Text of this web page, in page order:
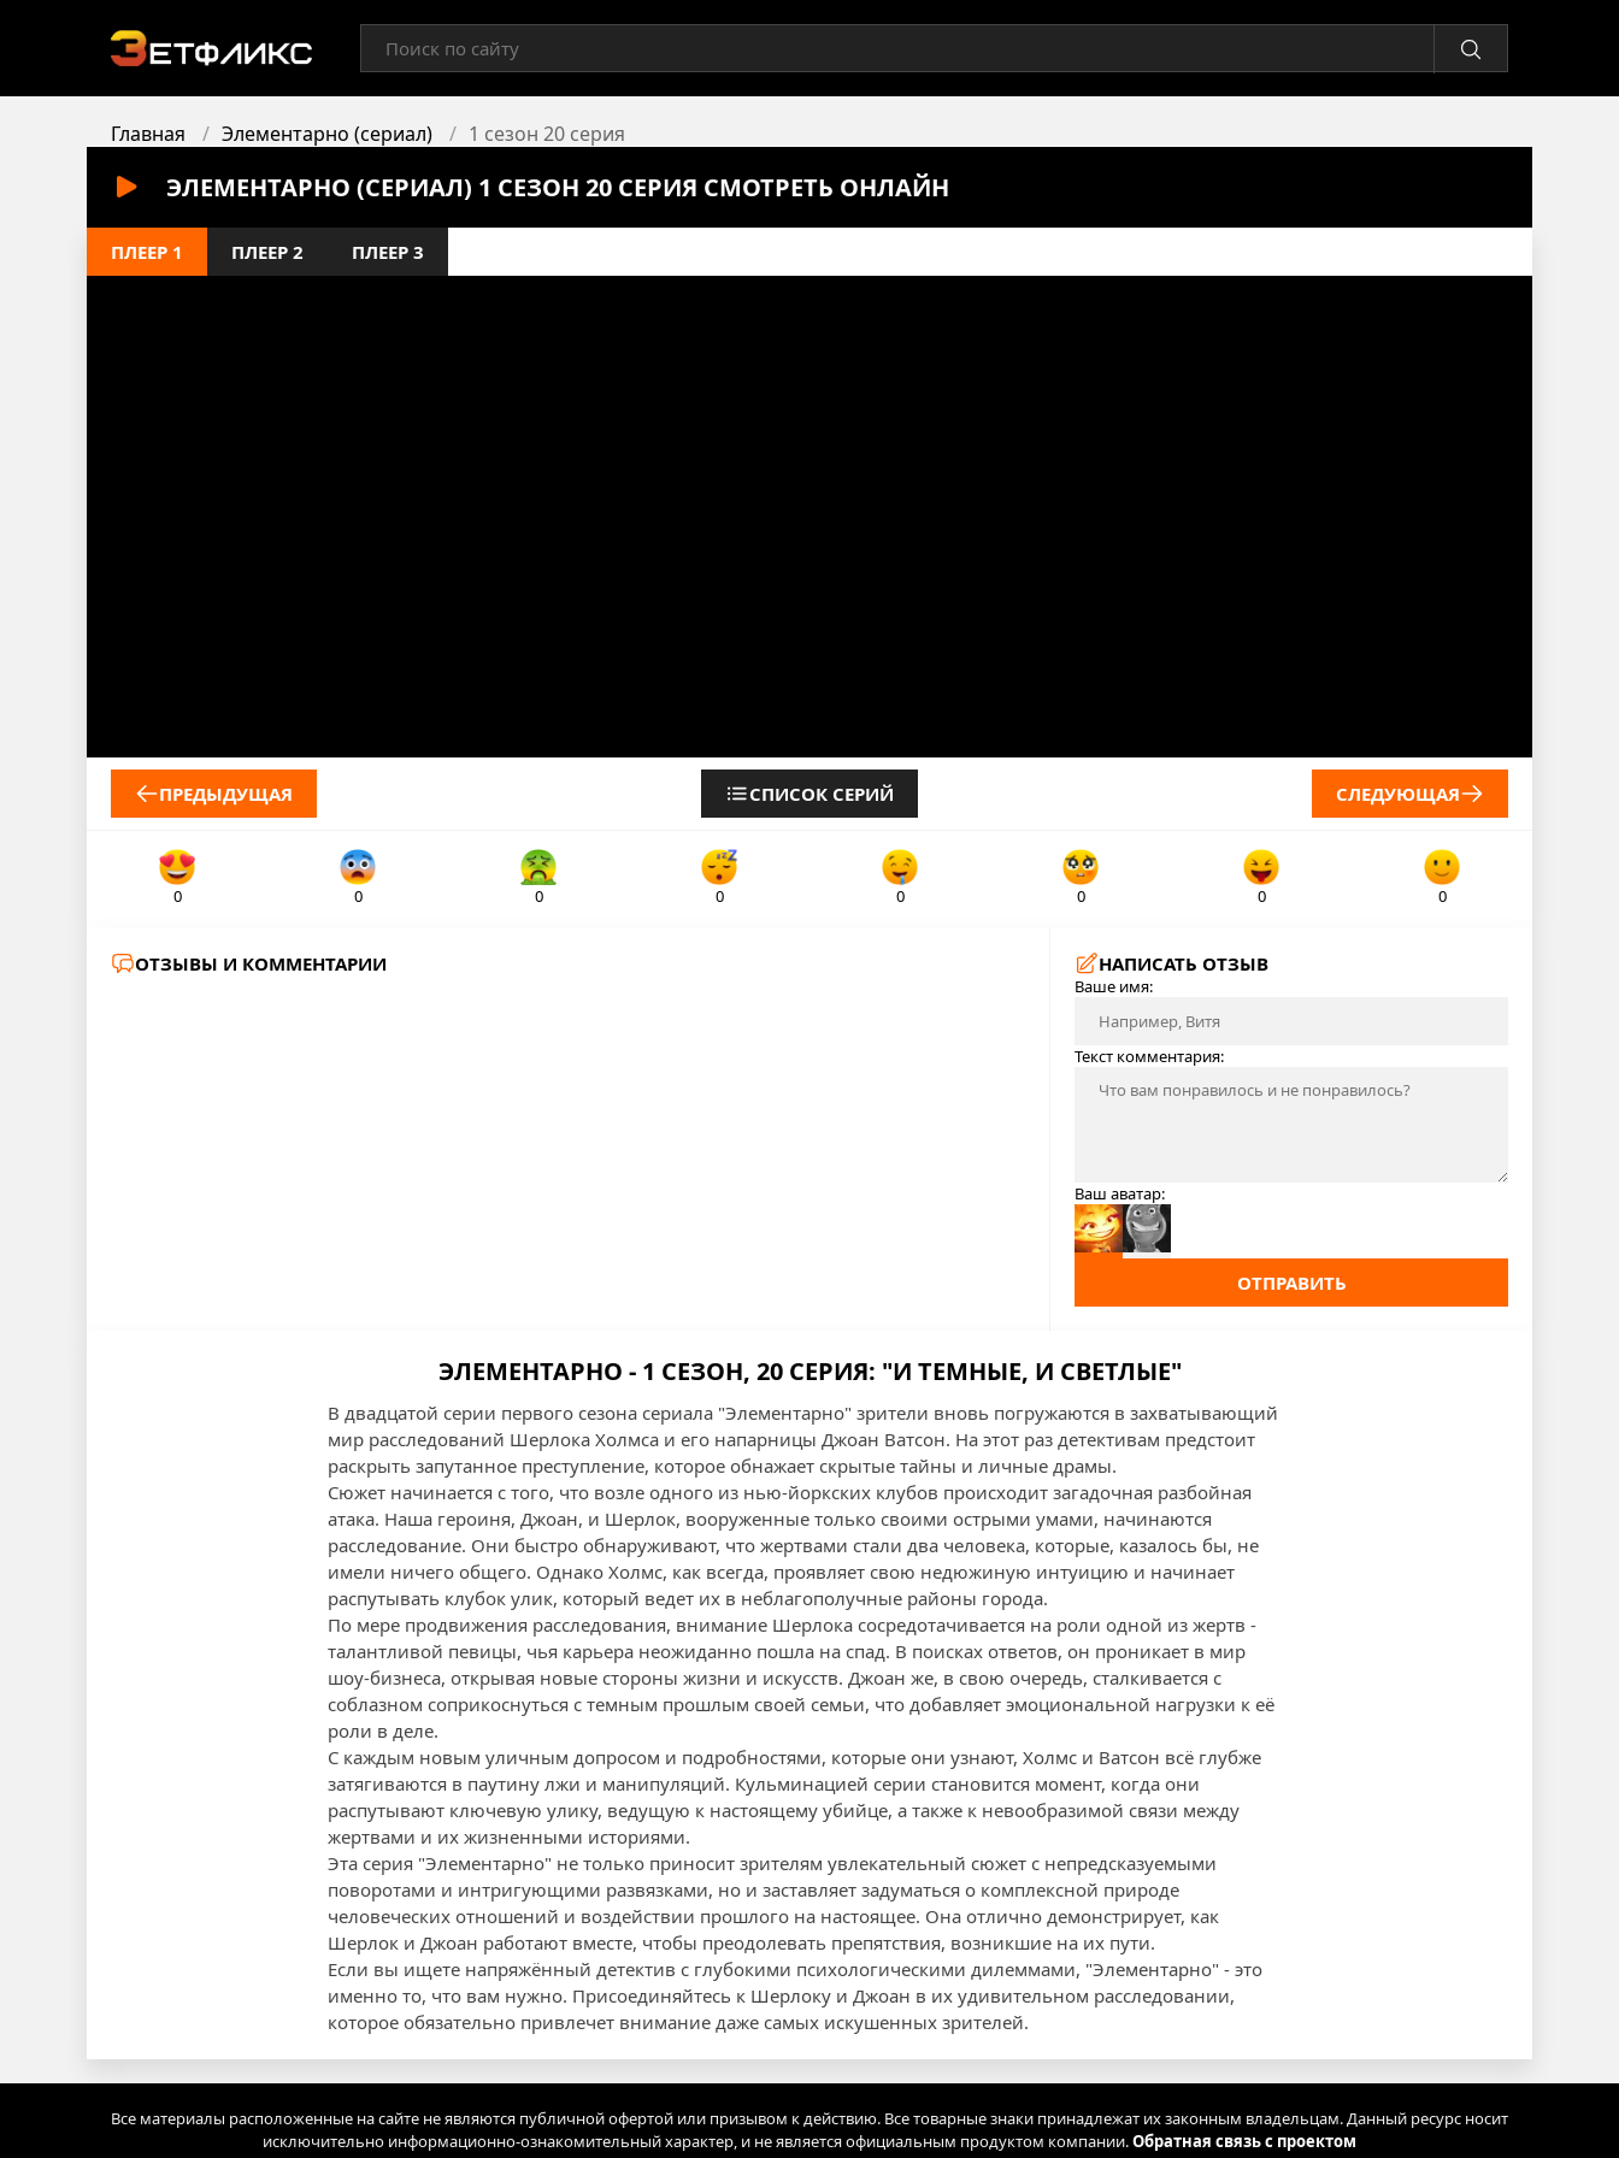
Главная Элементарно (сериал) 1 сезон 20 серия
ЭЛЕМЕНТАРНО (СЕРИАЛ) 1 СЕЗОН 20 СЕРИЯ СМОТРЕТЬ ОНЛАЙН
ПЛЕЕР 1 ПЛЕЕР 2 ПЛЕЕР 3
ПРЕДЫДУЩАЯ СПИСОК СЕРИЙ СЛЕДУЮЩАЯ
0 0 0 0 0 0 0 0
ОТЗЫВЫ И КОММЕНТАРИИ НАПИСАТЬ ОТЗЫВ
Ваше имя:
Текст комментария:
Ваш аватар:
ОТПРАВИТЬ
ЭЛЕМЕНТАРНО - 1 СЕЗОН, 20 СЕРИЯ: "И ТЕМНЫЕ, И СВЕТЛЫЕ"
В двадцатой серии первого сезона сериала "Элементарно" зрители вновь погружаются в захватывающий
мир расследований Шерлока Холмса и его напарницы Джоан Ватсон. На этот раз детективам предстоит
раскрыть запутанное преступление, которое обнажает скрытые тайны и личные драмы.
Сюжет начинается с того, что возле одного из нью-йоркских клубов происходит загадочная разбойная
атака. Наша героиня, Джоан, и Шерлок, вооруженные только своими острыми умами, начинаются
расследование. Они быстро обнаруживают, что жертвами стали два человека, которые, казалось бы, не
имели ничего общего. Однако Холмс, как всегда, проявляет свою недюжиную интуицию и начинает
распутывать клубок улик, который ведет их в неблагополучные районы города.
По мере продвижения расследования, внимание Шерлока сосредотачивается на роли одной из жертв -
талантливой певицы, чья карьера неожиданно пошла на спад. В поисках ответов, он проникает в мир
шоу-бизнеса, открывая новые стороны жизни и искусств. Джоан же, в свою очередь, сталкивается с
соблазном соприкоснуться с темным прошлым своей семьи, что добавляет эмоциональной нагрузки к её
роли в деле.
С каждым новым уличным допросом и подробностями, которые они узнают, Холмс и Ватсон всё глубже
затягиваются в паутину лжи и манипуляций. Кульминацией серии становится момент, когда они
распутывают ключевую улику, ведущую к настоящему убийце, а также к невообразимой связи между
жертвами и их жизненными историями.
Эта серия "Элементарно" не только приносит зрителям увлекательный сюжет с непредсказуемыми
поворотами и интригующими развязками, но и заставляет задуматься о комплексной природе
человеческих отношений и воздействии прошлого на настоящее. Она отлично демонстрирует, как
Шерлок и Джоан работают вместе, чтобы преодолевать препятствия, возникшие на их пути.
Если вы ищете напряжённый детектив с глубокими психологическими дилеммами, "Элементарно" - это
именно то, что вам нужно. Присоединяйтесь к Шерлоку и Джоан в их удивительном расследовании,
которое обязательно привлечет внимание даже самых искушенных зрителей.
Все материалы расположенные на сайте не являются публичной офертой или призывом к действию. Все товарные знаки принадлежат их законным владельцам. Данный ресурс носит
исключительно информационно-ознакомительный характер, и не является официальным продуктом компании.Обратная связь с проектом